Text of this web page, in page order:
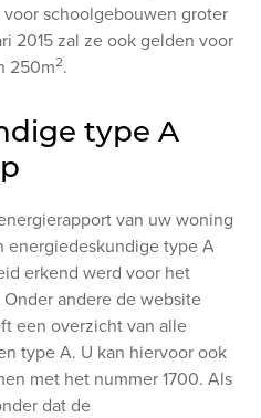
schoolgebouwen groter
2015 zal ze ook gelden voor
250m2.
type A
van uw woning
energiedeskundige type A
erkend werd voor het
andere de website
een overzicht van alle
type A. U kan hiervoor ook
met het nummer 1700. Als
dat de